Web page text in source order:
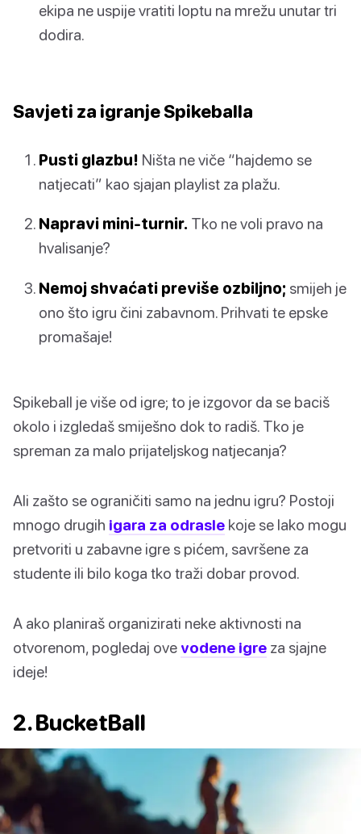
ekipa ne uspije vratiti loptu na mrežu unutar tri
dodira.
Savjeti za igranje Spikeballa
Pusti glazbu! Ništa ne viče “hajdemo se
natjecati” kao sjajan playlist za plažu.
Napravi mini-turnir. Tko ne voli pravo na
hvalisanje?
Nemoj shvaćati previše ozbiljno; smijeh je
ono što igru čini zabavnom. Prihvati te epske
promašaje!
Spikeball je više od igre; to je izgovor da se baciš
okolo i izgledaš smiješno dok to radiš. Tko je
spreman za malo prijateljskog natjecanja?
Ali zašto se ograničiti samo na jednu igru? Postoji
mnogo drugih igara za odrasle koje se lako mogu
pretvoriti u zabavne igre s pićem, savršene za
studente ili bilo koga tko traži dobar provod.
A ako planiraš organizirati neke aktivnosti na
otvorenom, pogledaj ove vodene igre za sjajne
ideje!
2. BucketBall